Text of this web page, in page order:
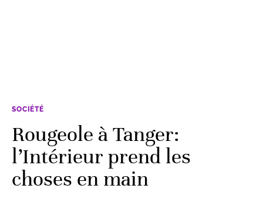
SOCIÉTÉ
Rougeole à Tanger:
l’Intérieur prend les
choses en main